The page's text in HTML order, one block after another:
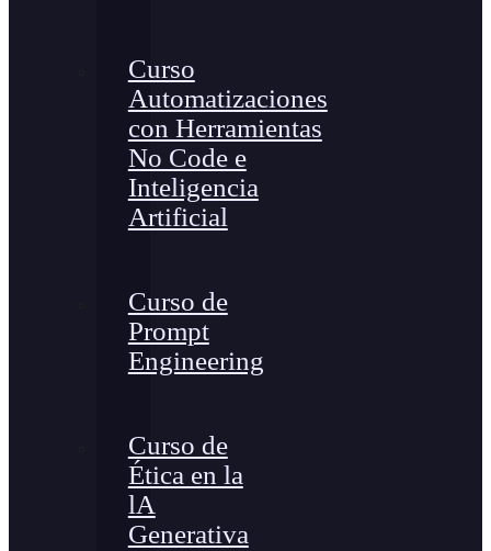
Curso
Automatizaciones
con Herramientas
No Code e
Inteligencia
Artificial
Curso de
Prompt
Engineering
Curso de
Ética en la
lA
Generativa